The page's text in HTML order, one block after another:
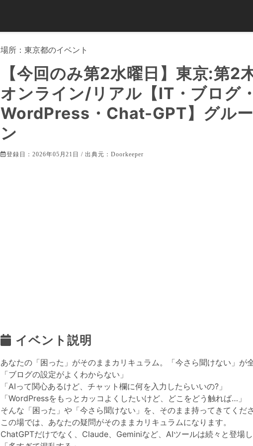
場所： 東京都のイベント
【今回のみ第2水曜日】東京:第2
オンライン/リアル【IT・ブログ・
WordPress・Chat-GPT】グル
ン
登録日：2026年05月21日 / 出典元：Doorkeeper
イベント説明
あなたの「困った」がそのままカリキュラム。「今さら聞けない」が
「ブログの設定がよくわからない」
「AIって関心あるけど、チャット欄に何を入力したらいいの?」
「WordPressをもっとカッコよくしたいけど、どこをどう触れば…」
そんな「困った」や「今さら聞けない」を、そのまま持ってきてくださ
この場では、あなたの疑問がそのままカリキュラムになります。
ChatGPTだけでなく、Claude、Geminiなど、AIツールは続々と登場し